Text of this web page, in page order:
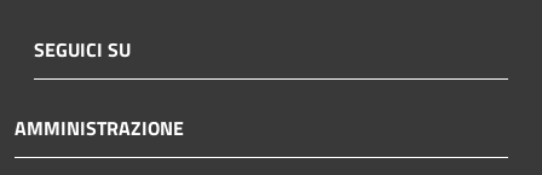
SEGUICI SU
AMMINISTRAZIONE